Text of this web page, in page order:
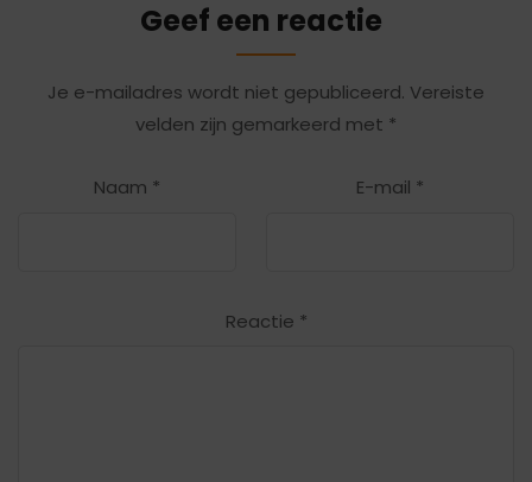
Geef een reactie
Je e-mailadres wordt niet gepubliceerd. Vereiste
velden zijn gemarkeerd met *
Naam * E-mail *
Reactie *